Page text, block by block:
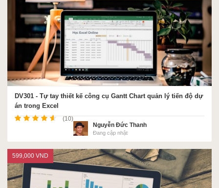
DV301 - Tự tay thiết kế công cụ Gantt Chart quản lý tiến độ dự
án trong Excel
(10)
Nguyễn Đức Thanh
Đang cập nhật
599,000 VND